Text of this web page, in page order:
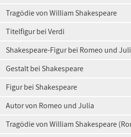
Tragödie von William Shakespeare
Titelfigur bei Verdi
Shakespeare-Figur bei Romeo und
Gestalt bei Shakespeare
Figur bei Shakespeare
Autor von Romeo und Julia
Tragödie von William Shakespeare